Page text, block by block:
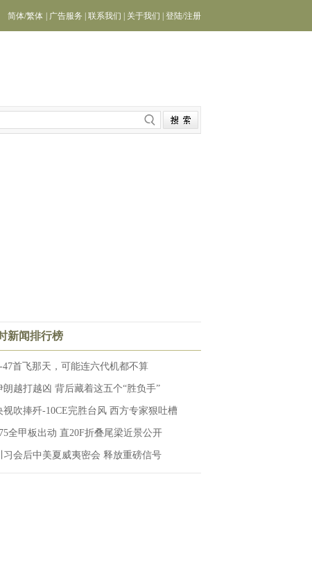
简体/繁体 广告服务 联系我们 关于我们 登陆/注册
新闻排行榜
47首飞那天，可能连六代机都不算
朗越打越凶 背后藏着这五个“胜负手”
视吹捧歼-10CE完胜台风 西方专家狠吐槽
全甲板出动 直20F折叠尾梁近景公开
习会后中美夏威夷密会 释放重磅信号